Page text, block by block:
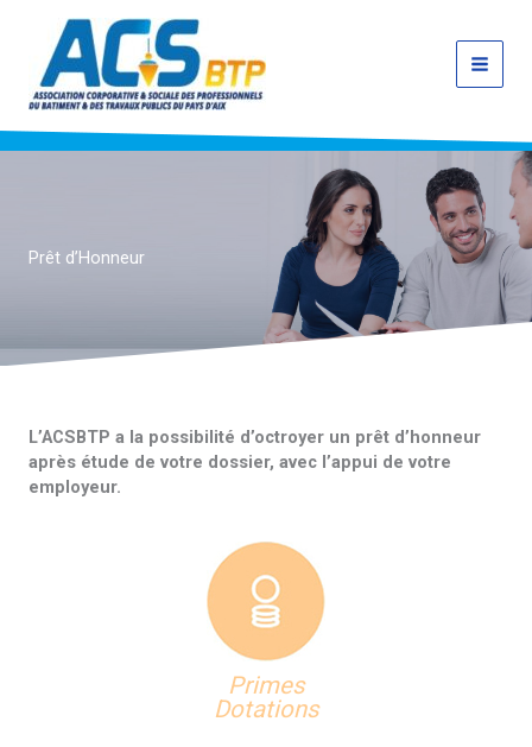
contenu
Prêt d’Honneur
L’ACSBTP a la possibilité d’octroyer un prêt d’honneur
après étude de votre dossier, avec l’appui de votre
employeur.
Primes
Dotations